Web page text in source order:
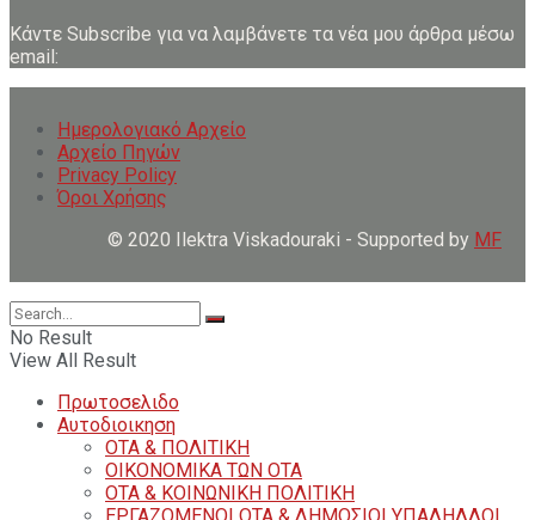
Κάντε Subscribe για να λαμβάνετε τα νέα μου άρθρα μέσω
email:
Ημερολογιακό Αρχείο
Αρχείο Πηγών
Privacy Policy
Όροι Χρήσης
© 2020 Ilektra Viskadouraki - Supported by MF
No Result
View All Result
Πρωτοσελιδο
Αυτοδιοικηση
ΟΤΑ & ΠΟΛΙΤΙΚΗ
ΟΙΚΟΝΟΜΙΚΑ ΤΩΝ ΟΤΑ
ΟΤΑ & ΚΟΙΝΩΝΙΚΗ ΠΟΛΙΤΙΚΗ